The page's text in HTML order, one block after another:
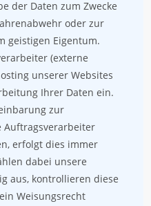
der Daten zum Zwecke
oder zur
geistigen Eigentum.
(externe
unserer Websites
Ihrer Daten ein.
zur
Auftragsverarbeiter
erfolgt dies immer
dabei unsere
aus, kontrollieren diese
Weisungsrecht